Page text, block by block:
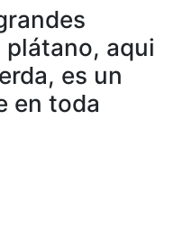
aqui
es un
en toda